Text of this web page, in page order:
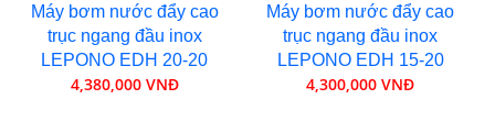
Máy bơm nước đẩy cao
trục ngang đầu inox
LEPONO EDH 20-20
4,380,000 VNĐ
Máy bơm nước đẩy cao
trục ngang đầu inox
LEPONO EDH 15-20
4,300,000 VNĐ